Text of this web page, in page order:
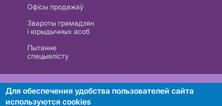
Офісы продажаў
Звароты грамадзян
і юрыдычных асоб
Пытанне
спецыялісту
РУП «Белтэлекам». УНП 101007741
Для обеспечения удобства пользователей сайта
используются cookies